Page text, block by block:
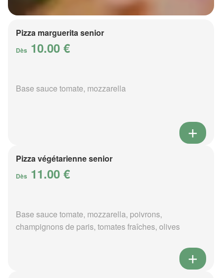
Pizza marguerita senior
Dès 10.00 €
Base sauce tomate, mozzarella
Pizza végétarienne senior
Dès 11.00 €
Base sauce tomate, mozzarella, poivrons,
champignons de paris, tomates fraîches, olives